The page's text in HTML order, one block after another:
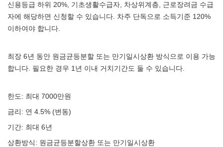
신용등급 하위 20%, 기초생활수급자, 차상위계층, 근로장려금 수급
자에 해당하면 신청할 수 있습니다. 차주 단독으로 소득기준 120%
이하여야 합니다.
최장 6년 동안 원금균등분할 또는 만기일시상환 방식으로 이용 가능
합니다. 필요한 경우 1년 이내 거치기간도 둘 수 있습니다.
한도: 최대 7000만원
금리: 연 4.5% (변동)
기간: 최대 6년
상환방식: 원금균등분할상환 또는 만기일시상환